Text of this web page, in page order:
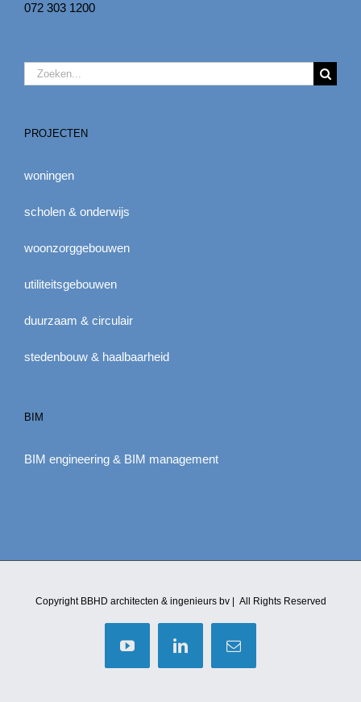
072 303 1200
Zoeken
PROJECTEN
woningen
scholen & onderwijs
woonzorggebouwen
utiliteitsgebouwen
duurzaam & circulair
stedenbouw & haalbaarheid
BIM
BIM engineering & BIM management
Copyright BBHD architecten & ingenieurs bv | All Rights Reserved
YouTubeLinkedInE-
mail